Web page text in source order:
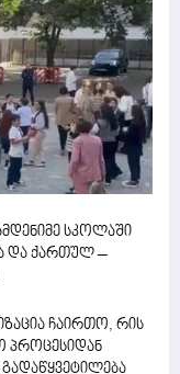
სკოლაში
და ქართულ –
ჩაირთო, რის
პროცესიდან
გადაწყვეტილება